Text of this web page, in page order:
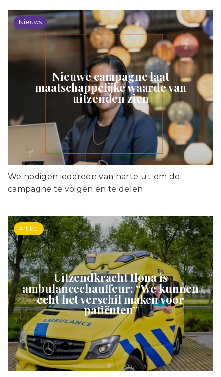
Nieuws
Nieuwe campagne laat
maatschappelijke waarde van
uitzenden zien
We nodigen iedereen van harte uit om de
campagne te volgen en te delen.
Artikel
Uitzendkracht Ilona is
ambulancechauffeur: “We kunnen
echt het verschil maken voor
patiënten”